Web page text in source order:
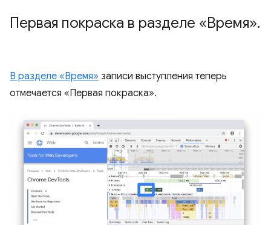
Первая покраска в разделе «Время».
В разделе «Время» записи выступления теперь
отмечается «Первая покраска».